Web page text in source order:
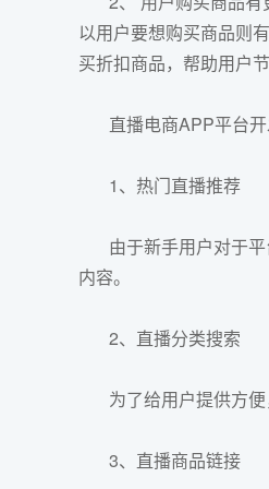
以用户要想购买商品则
买折扣商品，帮助用户节
直播电商APP平台
1、热门直播推荐
由于新手用户对于平
内容。
2、直播分类搜索
为了给用户提供方便
3、直播商品链接